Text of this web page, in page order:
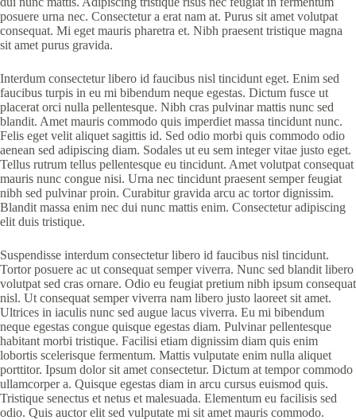
posuere urna nec. Consectetur a erat nam at. Purus sit amet volutpat
consequat. Mi eget mauris pharetra et. Nibh praesent tristique magna
sit amet purus gravida.
Interdum consectetur libero id faucibus nisl tincidunt eget. Enim sed
faucibus turpis in eu mi bibendum neque egestas. Dictum fusce ut
placerat orci nulla pellentesque. Nibh cras pulvinar mattis nunc sed
blandit. Amet mauris commodo quis imperdiet massa tincidunt nunc.
Felis eget velit aliquet sagittis id. Sed odio morbi quis commodo odio
aenean sed adipiscing diam. Sodales ut eu sem integer vitae justo eget.
Tellus rutrum tellus pellentesque eu tincidunt. Amet volutpat consequat
mauris nunc congue nisi. Urna nec tincidunt praesent semper feugiat
nibh sed pulvinar proin. Curabitur gravida arcu ac tortor dignissim.
Blandit massa enim nec dui nunc mattis enim. Consectetur adipiscing
elit duis tristique.
Suspendisse interdum consectetur libero id faucibus nisl tincidunt.
Tortor posuere ac ut consequat semper viverra. Nunc sed blandit libero
volutpat sed cras ornare. Odio eu feugiat pretium nibh ipsum consequat
nisl. Ut consequat semper viverra nam libero justo laoreet sit amet.
Ultrices in iaculis nunc sed augue lacus viverra. Eu mi bibendum
neque egestas congue quisque egestas diam. Pulvinar pellentesque
habitant morbi tristique. Facilisi etiam dignissim diam quis enim
lobortis scelerisque fermentum. Mattis vulputate enim nulla aliquet
porttitor. Ipsum dolor sit amet consectetur. Dictum at tempor commodo
ullamcorper a. Quisque egestas diam in arcu cursus euismod quis.
Tristique senectus et netus et malesuada. Elementum eu facilisis sed
odio. Quis auctor elit sed vulputate mi sit amet mauris commodo.